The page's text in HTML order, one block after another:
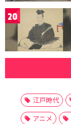
20
江戸時代
アニメ